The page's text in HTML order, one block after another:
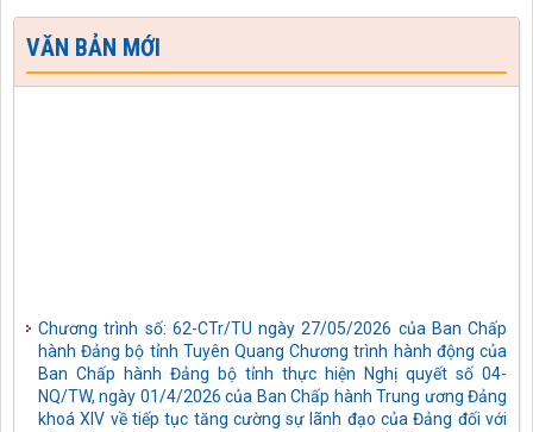
VĂN BẢN MỚI
hành Đảng bộ tỉnh Tuyên Quang Chương trình hành động của
Ban Chấp hành Đảng bộ tỉnh thực hiện Nghị quyết số 04-
NQ/TW, ngày 01/4/2026 của Ban Chấp hành Trung ương Đảng
khoá XIV về tiếp tục tăng cường sự lãnh đạo của Đảng đối với
công tác phòng, chống tham nhũng, lãng phí, tiêu cực trong